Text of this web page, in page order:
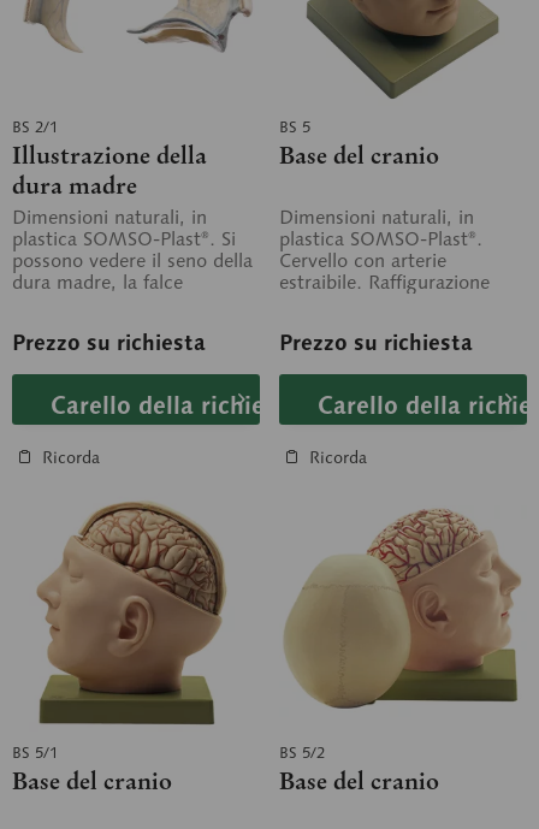
BS 2/1
Illustrazione della
dura madre
Dimensioni naturali, in
plastica SOMSO-Plast®. Si
possono vedere il seno della
dura madre, la falce
Prezzo su richiesta
Carello della richiesta
Ricorda
BS 5
Base del cranio
Dimensioni naturali, in
plastica SOMSO-Plast®.
Cervello con arterie
estraibile. Raffigurazione
Prezzo su richiesta
Carello della
Ricorda
BS 5/1
Base del cranio
BS 5/2
Base del cranio